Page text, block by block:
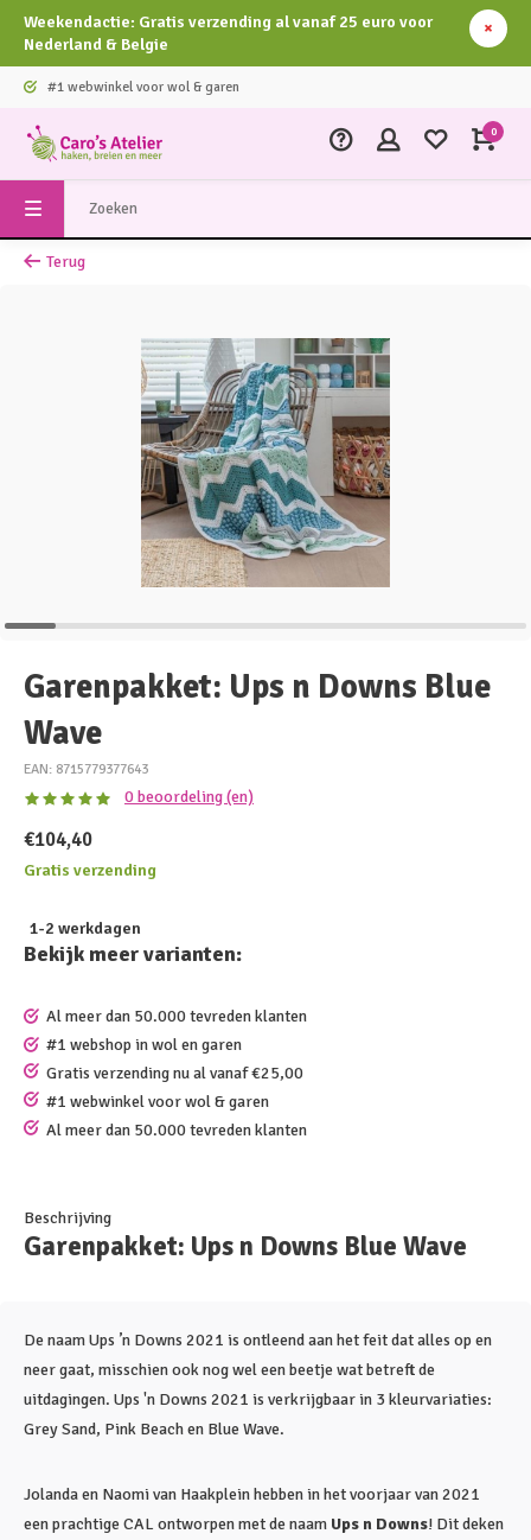
Weekendactie: Gratis verzending al vanaf 25 euro voor
Nederland & Belgie
#1 webwinkel voor wol & garen
0
Terug
Garenpakket: Ups n Downs Blue
Wave
EAN: 8715779377643
0 beoordeling (en)
€104,40
Gratis verzending
1-2 werkdagen
Bekijk meer varianten:
Al meer dan 50.000 tevreden klanten
#1 webshop in wol en garen
Gratis verzending nu al vanaf €25,00
#1 webwinkel voor wol & garen
Al meer dan 50.000 tevreden klanten
Beschrijving
Garenpakket: Ups n Downs Blue Wave
De naam Ups ’n Downs 2021 is ontleend aan het feit dat alles op en
neer gaat, misschien ook nog wel een beetje wat betreft de
uitdagingen. Ups 'n Downs 2021 is verkrijgbaar in 3 kleurvariaties:
Grey Sand, Pink Beach en Blue Wave.
Jolanda en Naomi van Haakplein hebben in het voorjaar van 2021
een prachtige CAL ontworpen met de naam Ups n Downs! Dit deken